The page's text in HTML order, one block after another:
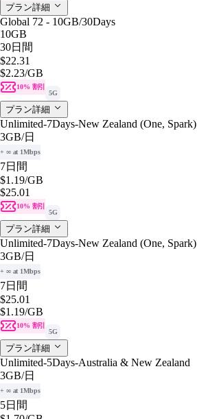
プラン詳細
Global 72 - 10GB/30Days
10GB
30日間
$22.31
$2.23/GB
10% 割引
5G
プラン詳細
Unlimited-7Days-New Zealand (One, Spark)
3GB/日
+ ∞ at 1Mbps
7日間
$1.19/GB
$25.01
10% 割引
5G
プラン詳細
Unlimited-7Days-New Zealand (One, Spark)
3GB/日
+ ∞ at 1Mbps
7日間
$25.01
$1.19/GB
10% 割引
5G
プラン詳細
Unlimited-5Days-Australia & New Zealand
3GB/日
+ ∞ at 1Mbps
5日間